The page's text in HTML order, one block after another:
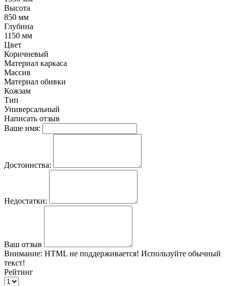
Высота
850 мм
Глубина
1150 мм
Цвет
Коричневый
Материал каркаса
Массив
Материал обивки
Кожзам
Тип
Универсальный
Написать отзыв
Ваше имя:
Достоинства:
Недостатки:
Ваш отзыв
Внимание: HTML не поддерживается! Используйте обычный
текст!
Рейтинг